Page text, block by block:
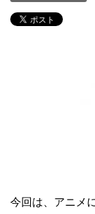
今回は、アニメ